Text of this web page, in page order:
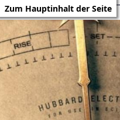
Zum Hauptinhalt der Seite